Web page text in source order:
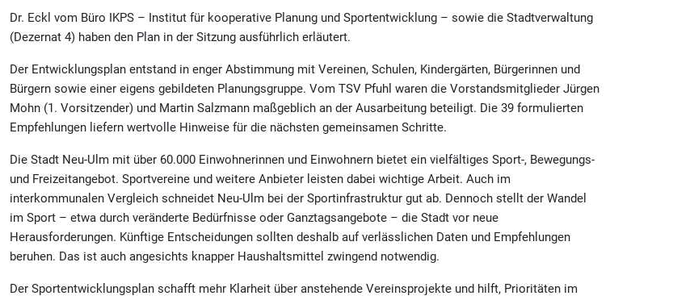
Dr. Eckl vom Büro IKPS – Institut für kooperative Planung und Sportentwicklung – sowie die Stadtverwaltung
(Dezernat 4) haben den Plan in der Sitzung ausführlich erläutert.
Der Entwicklungsplan entstand in enger Abstimmung mit Vereinen, Schulen, Kindergärten, Bürgerinnen und
Bürgern sowie einer eigens gebildeten Planungsgruppe. Vom TSV Pfuhl waren die Vorstandsmitglieder Jürgen
Mohn (1. Vorsitzender) und Martin Salzmann maßgeblich an der Ausarbeitung beteiligt. Die 39 formulierten
Empfehlungen liefern wertvolle Hinweise für die nächsten gemeinsamen Schritte.
Die Stadt Neu-Ulm mit über 60.000 Einwohnerinnen und Einwohnern bietet ein vielfältiges Sport-, Bewegungs-
und Freizeitangebot. Sportvereine und weitere Anbieter leisten dabei wichtige Arbeit. Auch im
interkommunalen Vergleich schneidet Neu-Ulm bei der Sportinfrastruktur gut ab. Dennoch stellt der Wandel
im Sport – etwa durch veränderte Bedürfnisse oder Ganztagsangebote – die Stadt vor neue
Herausforderungen. Künftige Entscheidungen sollten deshalb auf verlässlichen Daten und Empfehlungen
beruhen. Das ist auch angesichts knapper Haushaltsmittel zwingend notwendig.
Der Sportentwicklungsplan schafft mehr Klarheit über anstehende Vereinsprojekte und hilft, Prioritäten im